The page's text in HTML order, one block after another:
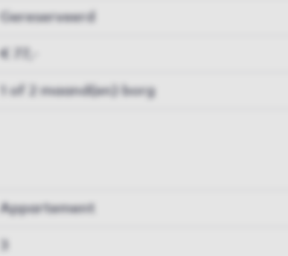
Gereserveerd
€ 77,-
1 of 2 maand(en) borg
Appartement